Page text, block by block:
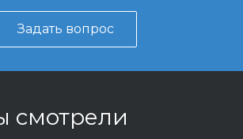
Задать вопрос
смотрели